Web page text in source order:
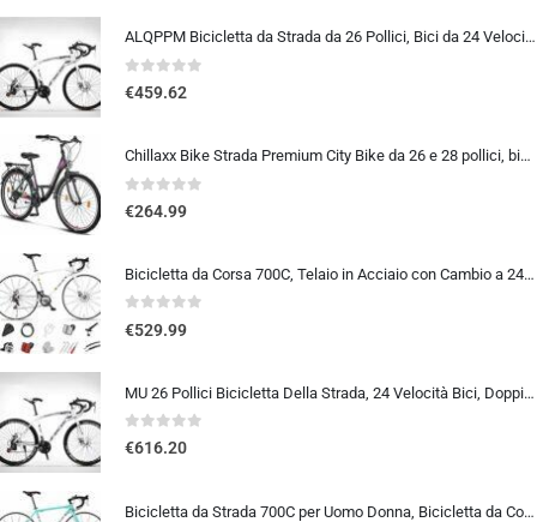
ALQPPM Bicicletta da Strada da 26 Pollici, Bici da 24 Velocità, Freno a Doppio Disco, Telaio in Acciaio ad Alto Tenore Di …
0out of 5
€459.62
Chillaxx Bike Strada Premium City Bike da 26 e 28 pollici, bicicletta per ragazze, ragazzi, uomini e donne, cambio a 21 ma…
0out of 5
€264.99
Bicicletta da Corsa 700C, Telaio in Acciaio con Cambio a 24/27/30 Marce, Bicicletta da Strada per Uomo Donna, Bici da Stra…
0out of 5
€529.99
MU 26 Pollici Bicicletta Della Strada, 24 Velocità Bici, Doppio Disco Freno, Acciaio Al Carbonio Telaio, Strada Biciclette…
0out of 5
€616.20
Bicicletta da Strada 700C per Uomo Donna, Bicicletta da Corsa con Freno a Disco 24/27/30 velocità, Telaio in Acciaio ad Al…